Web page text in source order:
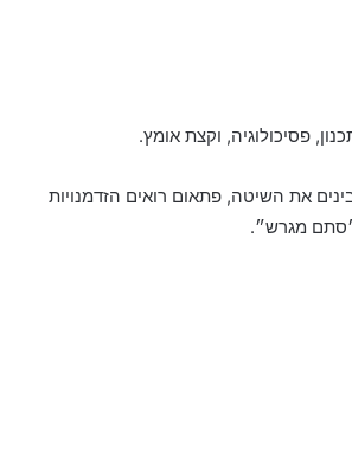
פסיכולוגיה, וקצת אומץ.
את השיטה, פתאום רואים הזדמנויות
מגרש״.